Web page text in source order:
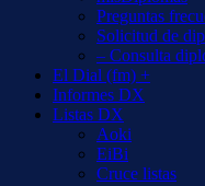
Preguntas
Solicitud de
– Consulta
El Dial (fm) +
Informes DX
Listas DX
Aoki
EiBi
Cruce listas